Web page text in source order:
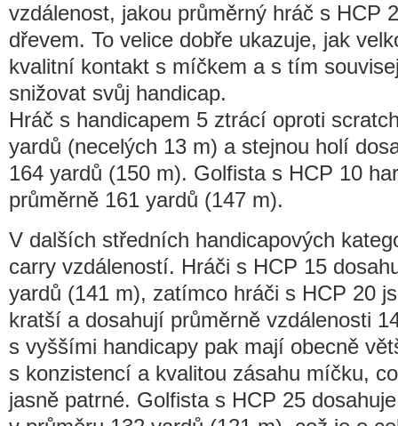
vzdálenost, jakou průměrný hráč s HCP
dřevem. To velice dobře ukazuje, jak
kvalitní kontakt s míčkem a s tím
snižovat svůj handicap.
Hráč s handicapem 5 ztrácí oproti
yardů (necelých 13 m) a stejnou holí
164 yardů (150 m). Golfista s HCP 10
průměrně 161 yardů (147 m).
V dalších středních handicapových
carry vzdáleností. Hráči s HCP 15
yardů (141 m), zatímco hráči s HCP 20
kratší a dosahují průměrně vzdálenosti
s vyššími handicapy pak mají obecně
s konzistencí a kvalitou zásahu míčku,
jasně patrné. Golfista s HCP 25